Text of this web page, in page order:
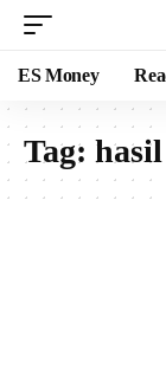
ES Money
Tag: